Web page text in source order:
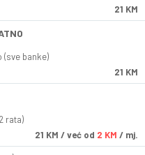
21 KM
banke)
21 KM
rata)
21 KM / već od 2 KM / mj.